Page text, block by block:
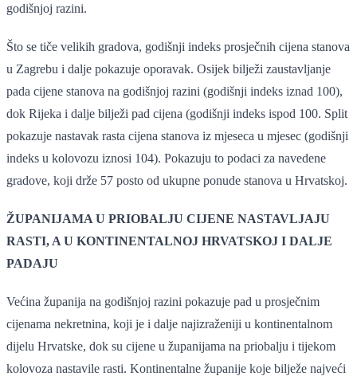
godišnjoj razini.
Što se tiče velikih gradova, godišnji indeks prosječnih cijena stanova
u Zagrebu i dalje pokazuje oporavak. Osijek bilježi zaustavljanje
pada cijene stanova na godišnjoj razini (godišnji indeks iznad 100),
dok Rijeka i dalje bilježi pad cijena (godišnji indeks ispod 100. Split
pokazuje nastavak rasta cijena stanova iz mjeseca u mjesec (godišnji
indeks u kolovozu iznosi 104). Pokazuju to podaci za navedene
gradove, koji drže 57 posto od ukupne ponude stanova u Hrvatskoj.
ŽUPANIJAMA U PRIOBALJU CIJENE NASTAVLJAJU
RASTI, A U KONTINENTALNOJ HRVATSKOJ I DALJE
PADAJU
Većina županija na godišnjoj razini pokazuje pad u prosječnim
cijenama nekretnina, koji je i dalje najizraženiji u kontinentalnom
dijelu Hrvatske, dok su cijene u županijama na priobalju i tijekom
kolovoza nastavile rasti. Kontinentalne županije koje bilježe najveći